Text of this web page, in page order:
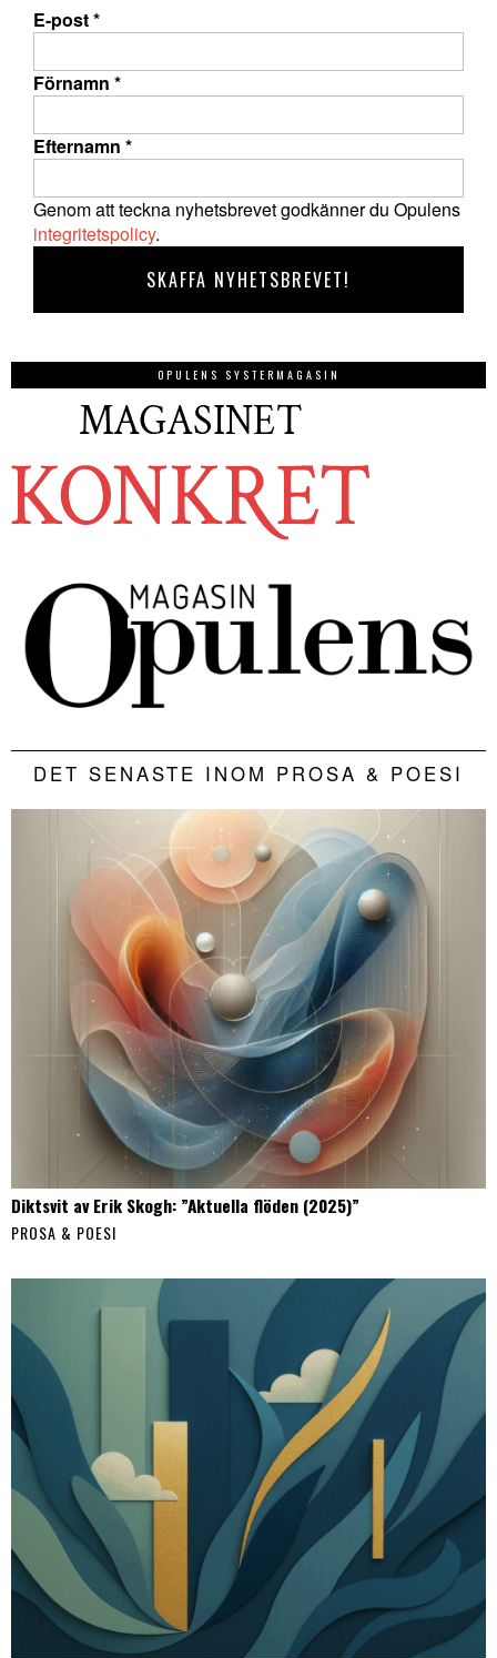
E-post*
Förnamn *
Efternamn *
Genom att teckna nyhetsbrevet godkänner du Opulens
integritetspolicy.
OPULENS SYSTERMAGASIN
DET SENASTE INOM PROSA & POESI
Diktsvit av Erik Skogh: ”Aktuella flöden (2025)”
PROSA & POESI